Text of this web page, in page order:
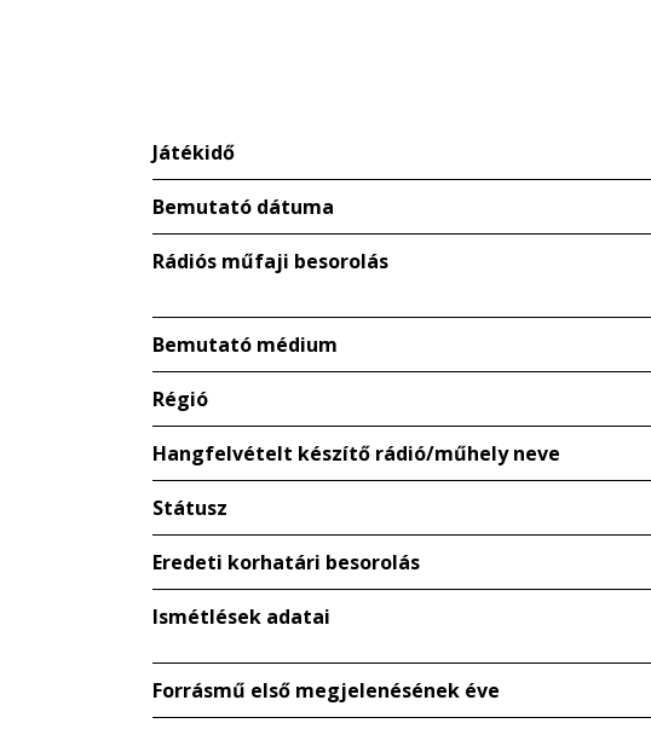
Játékidő
Bemutató dátuma
Rádiós műfaji besorolás
Bemutató médium
Régió
Hangfelvételt készítő rádió/műhely neve
Státusz
Eredeti korhatári besorolás
Ismétlések adatai
Forrásmű első megjelenésének éve